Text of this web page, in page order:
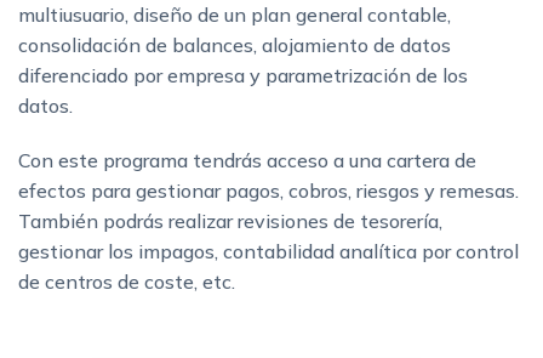
multiusuario, diseño de un plan general contable,
consolidación de balances, alojamiento de datos
diferenciado por empresa y parametrización de los
datos.
Con este programa tendrás acceso a una cartera de
efectos para gestionar pagos, cobros, riesgos y remesas.
También podrás realizar revisiones de tesorería,
gestionar los impagos, contabilidad analítica por control
de centros de coste, etc.